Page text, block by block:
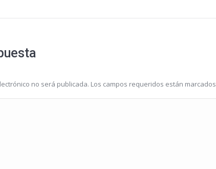
no será publicada. Los campos requeridos están marcados